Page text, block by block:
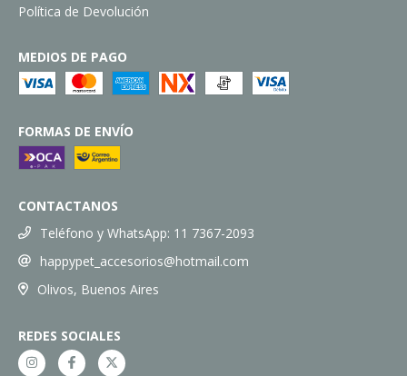
Política de Devolución
MEDIOS DE PAGO
FORMAS DE ENVÍO
CONTACTANOS
Teléfono y WhatsApp: 11 7367-2093
happypet_accesorios@hotmail.com
Olivos, Buenos Aires
REDES SOCIALES